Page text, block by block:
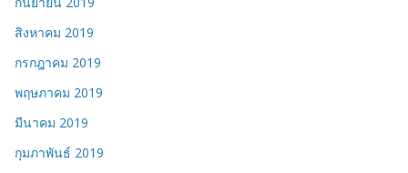
สิงหาคม 2019
กรกฎาคม 2019
พฤษภาคม 2019
มีนาคม 2019
กุมภาพันธ์ 2019